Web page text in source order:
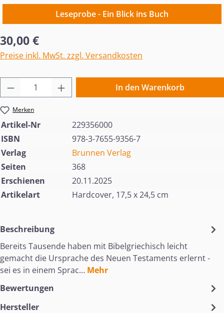
Leseprobe - Ein Blick ins Buch
Regulärer Preis:
30,00 €
Preise inkl. MwSt. zzgl. Versandkosten
Produkt Anzahl: Gib den gewünschten
In den Warenkorb
Merken
Artikel-Nr
229356000
ISBN
978-3-7655-9356-7
Verlag
Brunnen Verlag
Seiten
368
Erschienen
20.11.2025
Artikelart
Hardcover, 17,5 x 24,5 cm
Beschreibung
Bereits Tausende haben mit Bibelgriechisch leicht
gemacht die Ursprache des Neuen Testaments erlernt -
sei es in einem Sprac… Mehr
Bewertungen
Hersteller